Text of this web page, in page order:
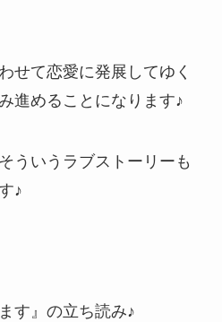
せて恋愛に発展してゆく
進めることになります♪
ういうラブストーリーも
♪
す』の立ち読み♪